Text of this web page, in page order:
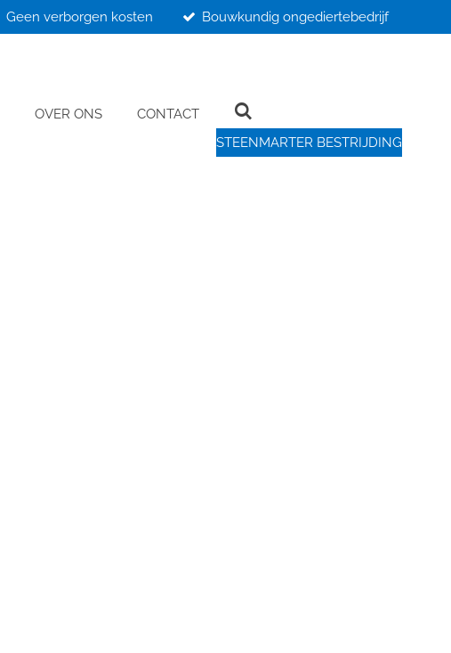
Geen verborgen kosten Bouwkundig ongediertebedrijf
OVER ONS
CONTACT
STEENMARTER BESTRIJDING